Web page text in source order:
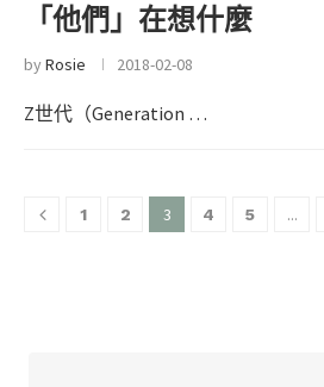
「他們」在想什麼
byRosie 2018-02-08
Z世代（Generation …
1 2 3 4 5 ...